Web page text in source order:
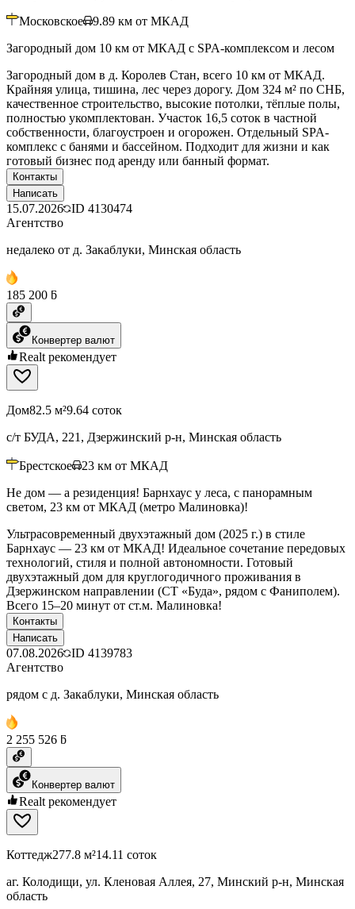
Московское 9.89 км от МКАД
Загородный дом 10 км от МКАД с SPA-комплексом и лесом
Загородный дом в д. Королев Стан, всего 10 км от МКАД.
Крайняя улица, тишина, лес через дорогу. Дом 324 м² по СНБ,
качественное строительство, высокие потолки, тёплые полы,
полностью укомплектован. Участок 16,5 соток в частной
собственности, благоустроен и огорожен. Отдельный SPA-
комплекс с банями и бассейном. Подходит для жизни и как
готовый бизнес под аренду или банный формат.
Контакты
Написать
15.07.2026 ID 4130474
Агентство
недалеко от д. Закаблуки, Минская область
185 200 ƃ
Конвертер валют
Realt рекомендует
Дом82.5 м²9.64 соток
с/т БУДА, 221, Дзержинский р-н, Минская область
Брестское 23 км от МКАД
Не дом — а резиденция! Барнхаус у леса, с панорамным
светом, 23 км от МКАД (метро Малиновка)!
Ультрасовременный двухэтажный дом (2025 г.) в стиле
Барнхаус — 23 км от МКАД! Идеальное сочетание передовых
технологий, стиля и полной автономности. Готовый
двухэтажный дом для круглогодичного проживания в
Дзержинском направлении (СТ «Буда», рядом с Фаниполем).
Всего 15–20 минут от ст.м. Малиновка!
Контакты
Написать
07.08.2026 ID 4139783
Агентство
рядом с д. Закаблуки, Минская область
2 255 526 ƃ
Конвертер валют
Realt рекомендует
Коттедж277.8 м²14.11 соток
аг. Колодищи, ул. Кленовая Аллея, 27, Минский р-н, Минская
область